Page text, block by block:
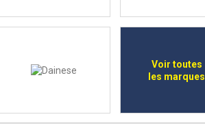
Voir toutes
les marques